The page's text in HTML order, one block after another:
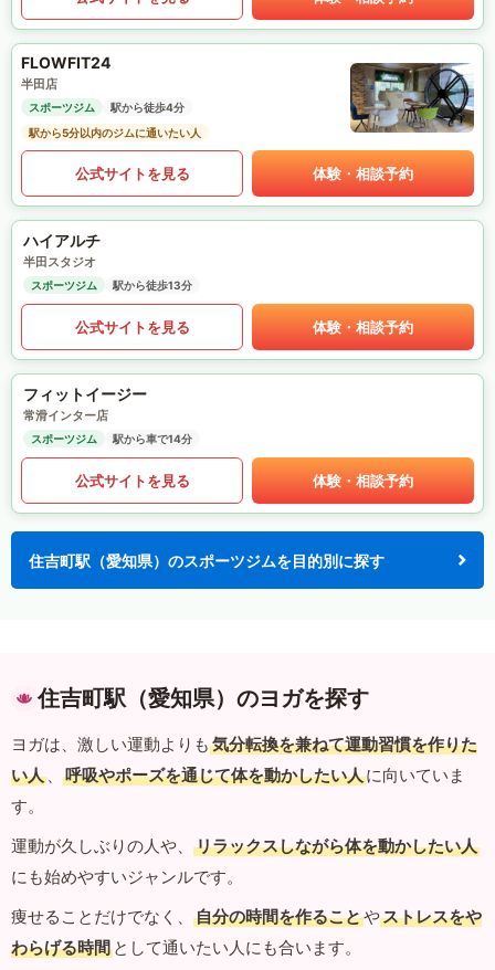
FLOWFIT24
半田店
スポーツジム
駅から徒歩4分
駅から5分以内のジムに通いたい人
公式サイトを見る 体験・相談予約
ハイアルチ
半田スタジオ
スポーツジム 駅から徒歩13分
公式サイトを見る 体験・相談予約
フィットイージー
常滑インター店
スポーツジム 駅から車で14分
公式サイトを見る 体験・相談予約
住吉町駅（愛知県）のスポーツジムを目的別に探す
住吉町駅（愛知県）のヨガを探す
ヨガは、激しい運動よりも 気分転換を兼ねて運動習慣を作りた
い人 、 呼吸やポーズを通じて体を動かしたい人に向いていま
す。
運動が久しぶりの人や、
リラックスしながら体を動かしたい人
にも始めやすいジャンルです。
痩せることだけでなく、
自分の時間を作ることやストレスをや
わらげる時間 として通いたい人にも合います。